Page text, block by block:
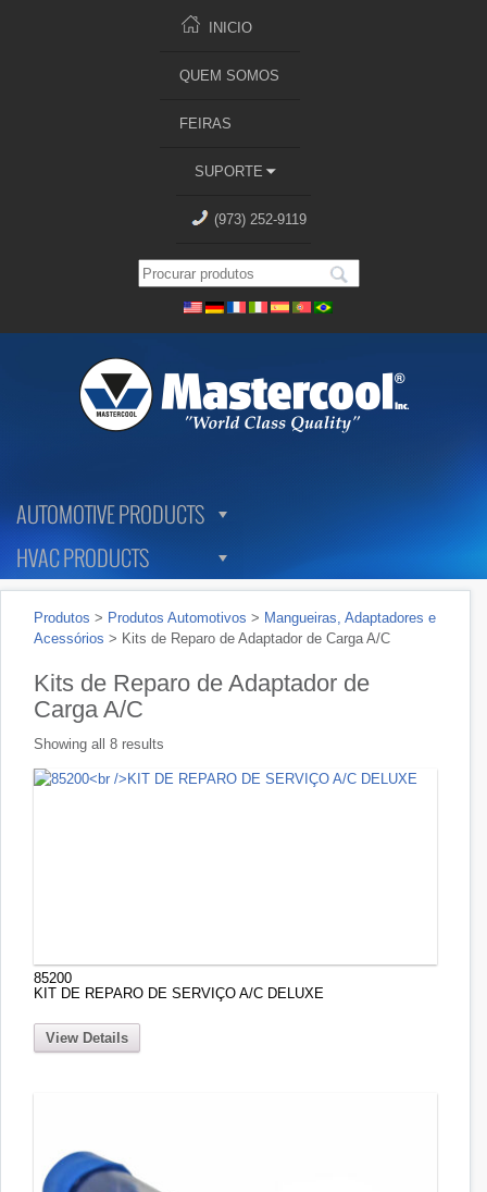
INICIO
QUEM SOMOS
FEIRAS
SUPORTE
(973) 252-9119
AUTOMOTIVE PRODUCTS
HVAC PRODUCTS
Produtos > Produtos Automotivos > Mangueiras, Adaptadores e
Acessórios > Kits de Reparo de Adaptador de Carga A/C
Kits de Reparo de Adaptador de
Carga A/C
Showing all 8 results
85200
KIT DE REPARO DE SERVIÇO A/C DELUXE
View Details